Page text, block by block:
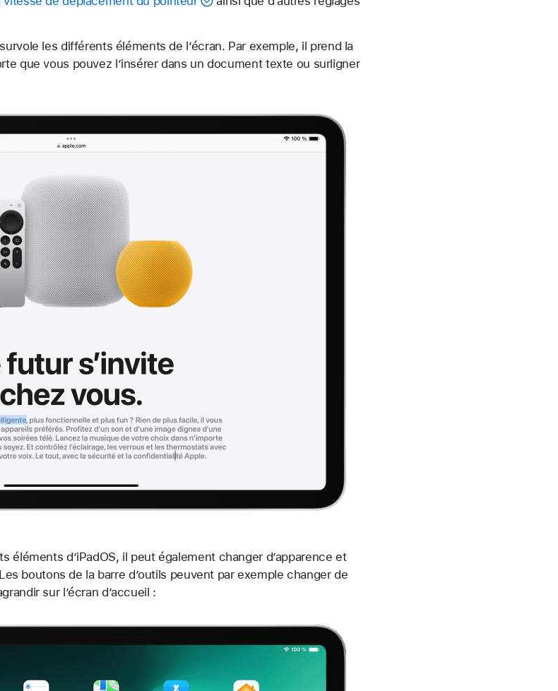
les différents éléments de l’écran. Par exemple, il prend la
que vous pouvez l’insérer dans un document texte ou surligner
éléments d’iPadOS, il peut également changer d’apparence et
boutons de la barre d’outils peuvent par exemple changer de
sur l’écran d’accueil :